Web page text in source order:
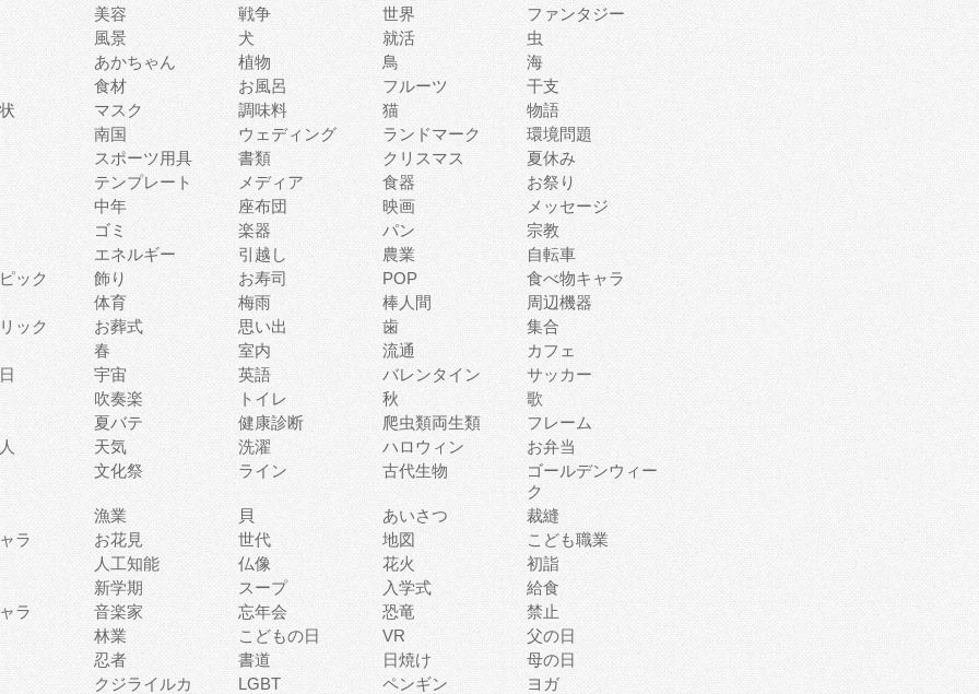
美容
戦争 世界
ファンタジー
風景
犬 就活
虫
あかちゃん
植物 鳥
海
食材
お風呂 フルーツ
干支
マスク 調味料 猫
物語
南国
ウェディング ランドマーク
環境問題
スポーツ用具
書類 クリスマス
夏休み
テンプレート
メディア 食器
お祭り
中年
座布団 映画
メッセージ
ゴミ
楽器 パン
宗教
エネルギー
引越し 農業
自転車
ック
飾り お寿司 POP
食べ物キャラ
体育
梅雨 棒人間
周辺機器
ック
お葬式 思い出 歯
集合
春
室内 流通
カフェ
宇宙 英語 バレンタイン
サッカー
吹奏楽
トイレ 秋
歌
夏バテ
健康診断 爬虫類両生類
フレーム
天気 洗濯 ハロウィン
お弁当
文化祭
ライン 古代生物
ゴールデンウィー
ク
漁業
貝 あいさつ
裁縫
ラ
お花見 世代 地図
こども職業
人工知能
仏像 花火
初詣
新学期
スープ 入学式
給食
ラ
音楽家 忘年会 恐竜
禁止
林業
こどもの日 VR
父の日
忍者
書道 日焼け
母の日
クジライルカ
LGBT ペンギン ヨガ